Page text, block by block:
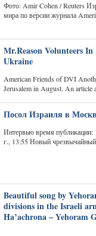
Фото: Amir Cohen / Reuters
мира по версии журнала
Mr.Reason Volunteers
Ukraine
American Friends of DVI
Jerusalem in August. An article
Посол Израиля в
Интервью время публикации:
г., 13:55 Новый
Beautiful song by
divisions in the Israeli
Ha’achrona – Yehoram